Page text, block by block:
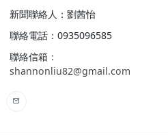
新聞聯絡人：劉茜怡
聯絡電話：0935096585
聯絡信箱：
shannonliu82@gmail.com